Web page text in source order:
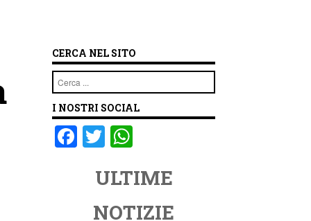
CERCA NEL SITO
Cerca
I NOSTRI SOCIAL
F T
tt
er
at
s
ULTIME
NOTIZIE